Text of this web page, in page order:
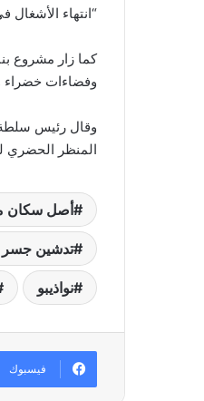
“انتهاء الأشغال
وفضاءات خضراء و
وقال رئيس سلطة
المنظر الحضري
أصل سكان
تدشين جسر
نواذيبو
فيسبوك